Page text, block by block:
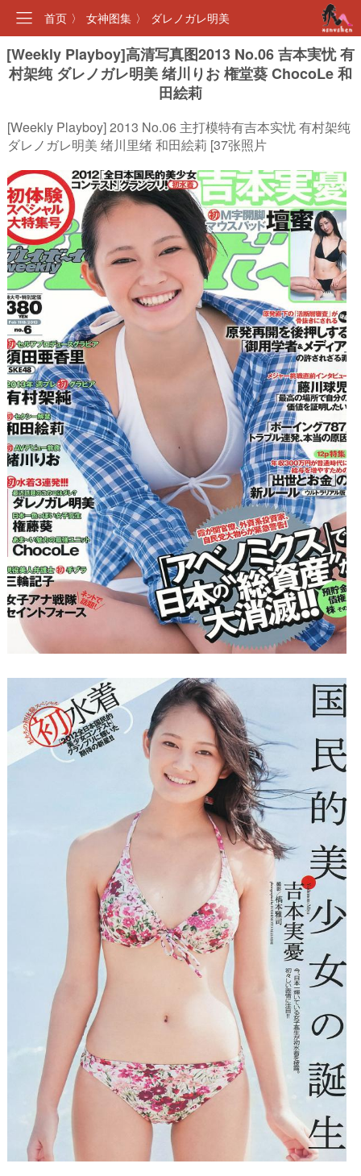
首页 〉 女神图集 〉 ダレノガレ明美
[Weekly Playboy]高清写真图2013 No.06 吉本実忧 有
村架纯 ダレノガレ明美 绪川りお 権堂葵 ChocoLe 和
田絵莉
[Weekly Playboy] 2013 No.06 主打模特有吉本实忧 有村架纯
ダレノガレ明美 绪川里绪 和田絵莉 [37张照片